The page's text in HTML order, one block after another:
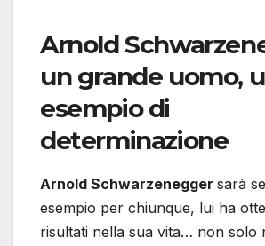
Arnold
un grande uomo,
esempio di
determinazione
Arnold Schwarzenegger sarà
esempio per chiunque, lui ha
risultati nella sua vita… non solo